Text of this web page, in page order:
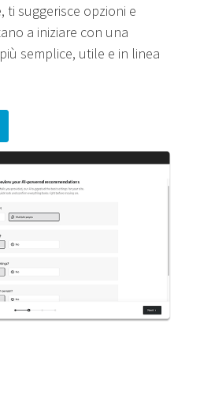
ti suggerisce opzioni e
a iniziare con una
semplice, utile e in linea